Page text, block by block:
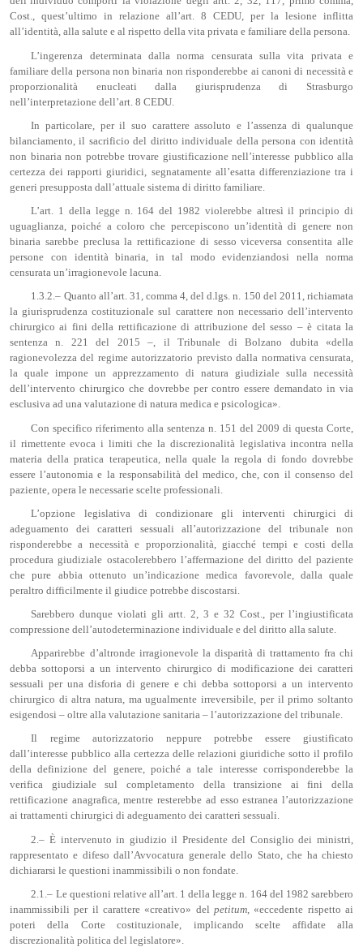
Cost., quest’ultimo in relazione all’art. 8 CEDU, per la lesione inflitta
all’identità, alla salute e al rispetto della vita privata e familiare della persona.
L’ingerenza determinata dalla norma censurata sulla vita privata e
familiare della persona non binaria non risponderebbe ai canoni di necessità e
proporzionalità enucleati dalla giurisprudenza di Strasburgo
nell’interpretazione dell’art. 8 CEDU.
In particolare, per il suo carattere assoluto e l’assenza di qualunque
bilanciamento, il sacrificio del diritto individuale della persona con identità
non binaria non potrebbe trovare giustificazione nell’interesse pubblico alla
certezza dei rapporti giuridici, segnatamente all’esatta differenziazione tra i
generi presupposta dall’attuale sistema di diritto familiare.
L’art. 1 della legge n. 164 del 1982 violerebbe altresì il principio di
uguaglianza, poiché a coloro che percepiscono un’identità di genere non
binaria sarebbe preclusa la rettificazione di sesso viceversa consentita alle
persone con identità binaria, in tal modo evidenziandosi nella norma
censurata un’irragionevole lacuna.
1.3.2.– Quanto all’art. 31, comma 4, del d.lgs. n. 150 del 2011, richiamata
la giurisprudenza costituzionale sul carattere non necessario dell’intervento
chirurgico ai fini della rettificazione di attribuzione del sesso – è citata la
sentenza n. 221 del 2015 –, il Tribunale di Bolzano dubita «della
ragionevolezza del regime autorizzatorio previsto dalla normativa censurata,
la quale impone un apprezzamento di natura giudiziale sulla necessità
dell’intervento chirurgico che dovrebbe per contro essere demandato in via
esclusiva ad una valutazione di natura medica e psicologica».
Con specifico riferimento alla sentenza n. 151 del 2009 di questa Corte,
il rimettente evoca i limiti che la discrezionalità legislativa incontra nella
materia della pratica terapeutica, nella quale la regola di fondo dovrebbe
essere l’autonomia e la responsabilità del medico, che, con il consenso del
paziente, opera le necessarie scelte professionali.
L’opzione legislativa di condizionare gli interventi chirurgici di
adeguamento dei caratteri sessuali all’autorizzazione del tribunale non
risponderebbe a necessità e proporzionalità, giacché tempi e costi della
procedura giudiziale ostacolerebbero l’affermazione del diritto del paziente
che pure abbia ottenuto un’indicazione medica favorevole, dalla quale
peraltro difficilmente il giudice potrebbe discostarsi.
Sarebbero dunque violati gli artt. 2, 3 e 32 Cost., per l’ingiustificata
compressione dell’autodeterminazione individuale e del diritto alla salute.
Apparirebbe d’altronde irragionevole la disparità di trattamento fra chi
debba sottoporsi a un intervento chirurgico di modificazione dei caratteri
sessuali per una disforia di genere e chi debba sottoporsi a un intervento
chirurgico di altra natura, ma ugualmente irreversibile, per il primo soltanto
esigendosi – oltre alla valutazione sanitaria – l’autorizzazione del tribunale.
Il regime autorizzatorio neppure potrebbe essere giustificato
dall’interesse pubblico alla certezza delle relazioni giuridiche sotto il profilo
della definizione del genere, poiché a tale interesse corrisponderebbe la
verifica giudiziale sul completamento della transizione ai fini della
rettificazione anagrafica, mentre resterebbe ad esso estranea l’autorizzazione
ai trattamenti chirurgici di adeguamento dei caratteri sessuali.
2.– È intervenuto in giudizio il Presidente del Consiglio dei ministri,
rappresentato e difeso dall’Avvocatura generale dello Stato, che ha chiesto
dichiararsi le questioni inammissibili o non fondate.
2.1.– Le questioni relative all’art. 1 della legge n. 164 del 1982 sarebbero
inammissibili per il carattere «creativo» del petitum, «eccedente rispetto ai
poteri della Corte costituzionale, implicando scelte affidate alla
discrezionalità politica del legislatore».